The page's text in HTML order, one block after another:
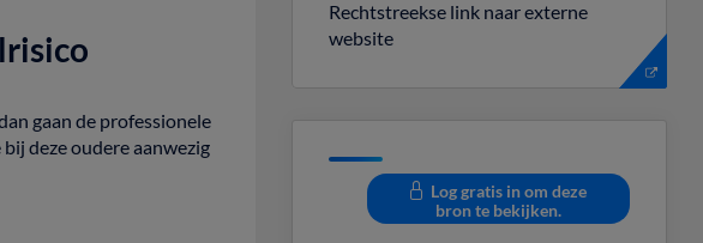
gaande professionele
bij deze oudere aanwezig
Rechtstreekse link naar externe
website
Log gratis in om deze
bron te bekijken.